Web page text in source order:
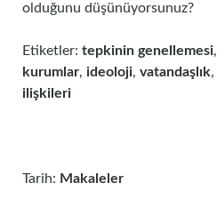
olduğunu düşünüyorsunuz?
Etiketler: tepkinin genellemesi,
kurumlar, ideoloji, vatandaşlık,
ilişkileri
Tarih: Makaleler